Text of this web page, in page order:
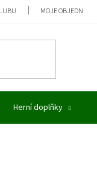
MOJE OBJEDNÁVKA
Herní doplňky